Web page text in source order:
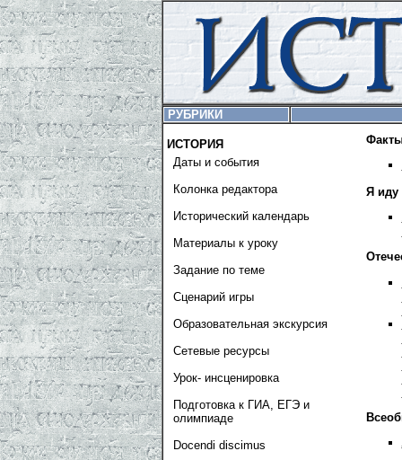
РУБРИКИ
ИСТОРИЯ
Даты и события
Колонка редактора
Исторический календарь
Материалы к уроку
Задание по теме
Сценарий игры
Образовательная экскурсия
Сетевые ресурсы
Урок- инсценировка
Подготовка к ГИА, ЕГЭ и
олимпиаде
Docendi discimus
Я иду